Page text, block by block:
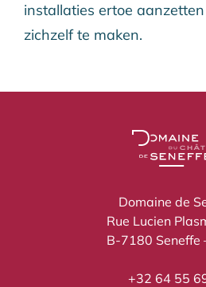
installaties ertoe aanzetten
zichzelf te maken.
Domaine de
Rue Lucien
B-7180 Seneffe
+32 64 55